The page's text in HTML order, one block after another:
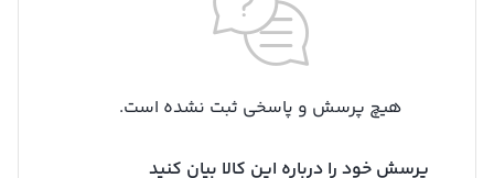
هیچ پرسش و پاسخی ثبت نشده است.
پرسش خود را درباره این کالا بیان کنید